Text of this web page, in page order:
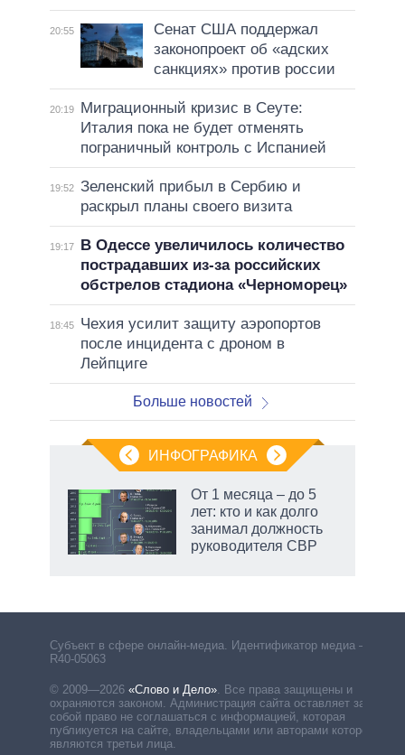
20:55
Сенат США поддержал
законопроект об «адских
санкциях» против россии
20:19
Миграционный кризис в Сеуте:
Италия пока не будет отменять
пограничный контроль с Испанией
19:52 Зеленский прибыл в Сербию и
раскрыл планы своего визита
19:17
В Одессе увеличилось количество
пострадавших из-за российских
обстрелов стадиона «Черноморец»
18:45
Чехия усилит защиту аэропортов
после инцидента с дроном в
Лейпциге
Больше новостей
ИНФОГРАФИКА
От 1 месяца – до 5
лет: кто и как долго
занимал должность
руководителя СВР
Субъект в сфере онлайн-медиа. Идентификатор медиа –
R40-05063
© 2009—2026 «Слово и Дело»
Все права защищены и
охраняются законом. Администрация сайта оставляет за
собой право не соглашаться с информацией, которая
публикуется на сайте, владельцами или авторами которой
являются третьи лица.